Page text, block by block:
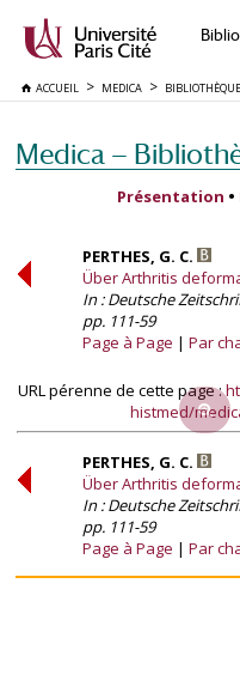
ACCUEIL MEDICA
Medica —
Présentation •
PERTHES, G. C.
Über Arthritis
In : Deutsche
pp. 111-59
Page à Page
Par
URL pérenne de cette page :
histmed/
PERTHES, G. C.
Über Arthritis
In : Deutsche
pp. 111-59
Page à Page
Par